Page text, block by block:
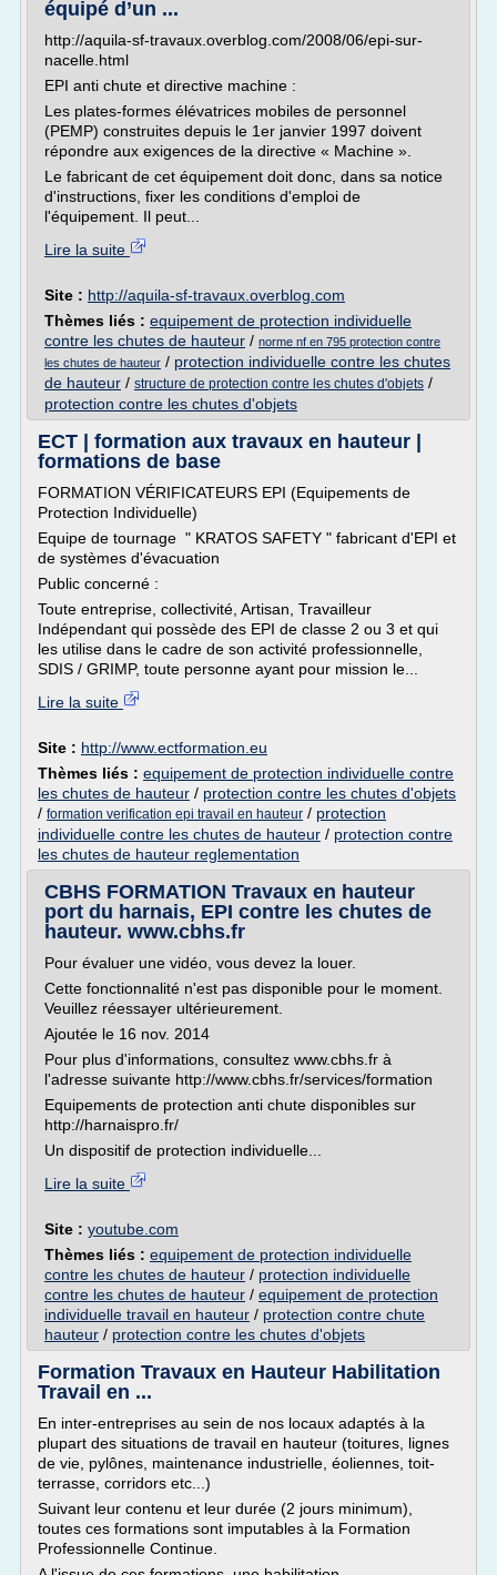
équipé d’un ...
http://aquila-sf-travaux.overblog.com/2008/06/epi-sur-
nacelle.html
EPI anti chute et directive machine :
Les plates-formes élévatrices mobiles de personnel
(PEMP) construites depuis le 1er janvier 1997 doivent
répondre aux exigences de la directive « Machine ».
Le fabricant de cet équipement doit donc, dans sa notice
d'instructions, fixer les conditions d'emploi de
l'équipement. Il peut...
Lire la suite
Site : http://aquila-sf-travaux.overblog.com
Thèmes liés : equipement de protection individuelle
contre les chutes de hauteur / norme nf en 795 protection contre
les chutes de hauteur / protection individuelle contre les chutes
de hauteur / structure de protection contre les chutes d'objets /
protection contre les chutes d'objets
ECT | formation aux travaux en hauteur |
formations de base
FORMATION VÉRIFICATEURS EPI (Equipements de
Protection Individuelle)
Equipe de tournage " KRATOS SAFETY " fabricant d'EPI et
de systèmes d'évacuation
Public concerné :
Toute entreprise, collectivité, Artisan, Travailleur
Indépendant qui possède des EPI de classe 2 ou 3 et qui
les utilise dans le cadre de son activité professionnelle,
SDIS / GRIMP, toute personne ayant pour mission le...
Lire la suite
Site : http://www.ectformation.eu
Thèmes liés : equipement de protection individuelle contre
les chutes de hauteur / protection contre les chutes d'objets
/ formation verification epi travail en hauteur / protection
individuelle contre les chutes de hauteur / protection contre
les chutes de hauteur reglementation
CBHS FORMATION Travaux en hauteur
port du harnais, EPI contre les chutes de
hauteur. www.cbhs.fr
Pour évaluer une vidéo, vous devez la louer.
Cette fonctionnalité n'est pas disponible pour le moment.
Veuillez réessayer ultérieurement.
Ajoutée le 16 nov. 2014
Pour plus d'informations, consultez www.cbhs.fr à
l'adresse suivante http://www.cbhs.fr/services/formation
Equipements de protection anti chute disponibles sur
http://harnaispro.fr/
Un dispositif de protection individuelle...
Lire la suite
Site : youtube.com
Thèmes liés : equipement de protection individuelle
contre les chutes de hauteur / protection individuelle
contre les chutes de hauteur / equipement de protection
individuelle travail en hauteur / protection contre chute
hauteur / protection contre les chutes d'objets
Formation Travaux en Hauteur Habilitation
Travail en ...
En inter-entreprises au sein de nos locaux adaptés à la
plupart des situations de travail en hauteur (toitures, lignes
de vie, pylônes, maintenance industrielle, éoliennes, toit-
terrasse, corridors etc...)
Suivant leur contenu et leur durée (2 jours minimum),
toutes ces formations sont imputables à la Formation
Professionnelle Continue.